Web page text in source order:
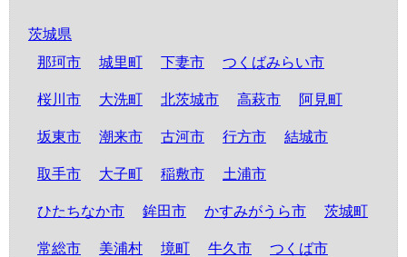
茨城県
那珂市
城里町 下妻市 つくばみらい市
桜川市 大洗町 北茨城市 高萩市 阿見町
坂東市 潮来市 古河市 行方市 結城市
取手市 大子町 稲敷市 土浦市
ひたちなか市 鉾田市 かすみがうら市 茨城町
常総市 美浦村 境町 牛久市 つくば市